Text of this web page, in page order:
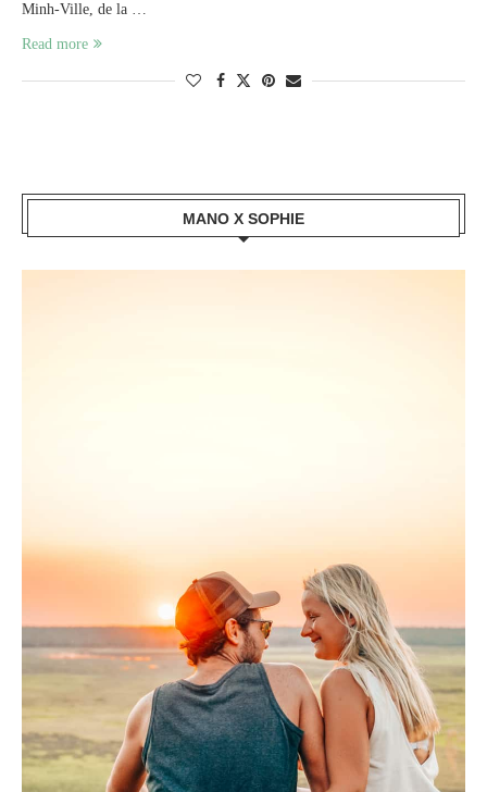
Minh-Ville, de la …
Read more
MANO X SOPHIE